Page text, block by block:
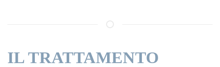
IL TRATTAMENTO